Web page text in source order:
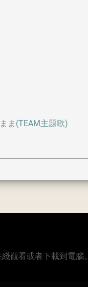
ま(TEAM主題歌)
觀看或者下載到電腦。